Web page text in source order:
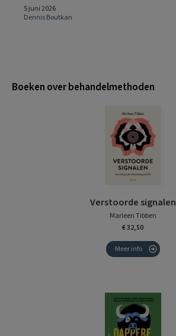
5 juni 2026
Dennis Boutkan
Boeken over behandelmethoden
Verstoorde signalen
Marleen Tibben
€ 32,50
Meer info